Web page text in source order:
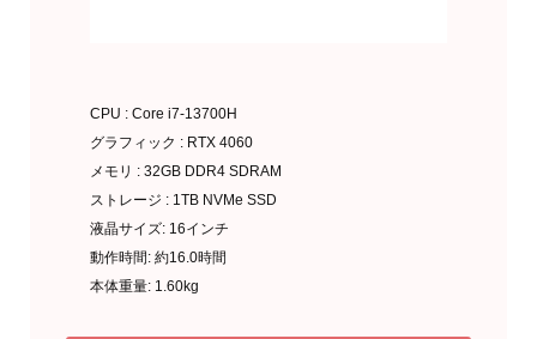
CPU : Core i7-13700H
グラフィック : RTX 4060
メモリ : 32GB DDR4 SDRAM
ストレージ : 1TB NVMe SSD
液晶サイズ: 16インチ
動作時間: 約16.0時間
本体重量: 1.60kg